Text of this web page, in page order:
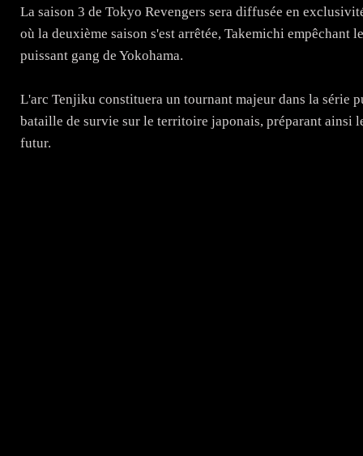
La saison 3 de Tokyo Revengers sera diffusée en
où la deuxième saison s'est arrêtée, Takemichi
puissant gang de Yokohama.
L'arc Tenjiku constituera un tournant majeur dans la série
bataille de survie sur le territoire japonais, préparant ainsi
futur.